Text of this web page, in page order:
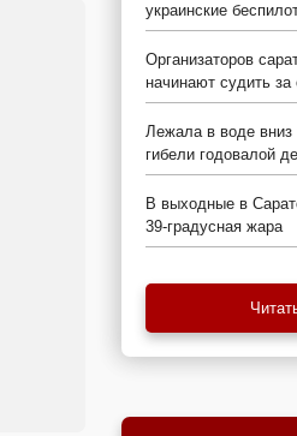
украинские
Организаторов
начинают судить
Лежала в воде вниз
гибели годовалой
В выходные в
39-градусная жара